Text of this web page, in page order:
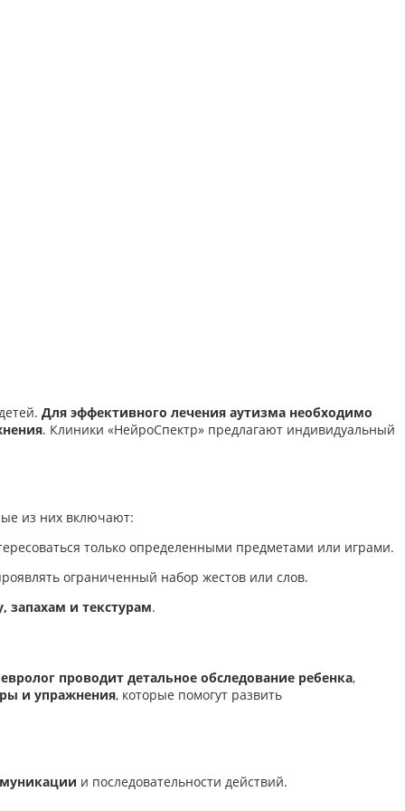
Для эффективного лечения аутизма необходимо
. Клиники «НейроСпектр» предлагают индивидуальный
из них включают:
только определенными предметами или играми.
ограниченный набор жестов или слов.
и текстурам.
проводит детальное обследование ребенка,
и упражнения, которые помогут развить
и последовательности действий.